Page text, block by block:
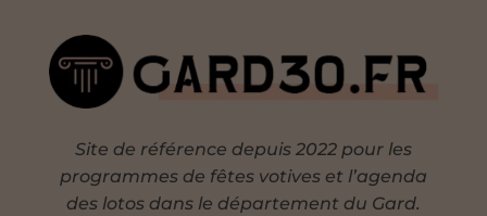
Site de référence depuis 2022 pour les
programmes de fêtes votives et l’agenda
des lotos dans le département du Gard.